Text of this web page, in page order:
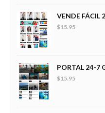
VENDE FÁCIL
$15.95
PORTAL 24-7
$15.95